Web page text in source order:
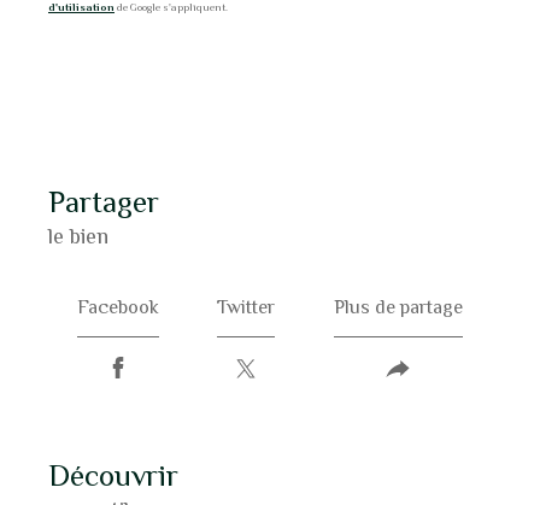
d'utilisation de Google s'appliquent.
partager
le bien
Facebook Twitter Plus de partage
découvrir